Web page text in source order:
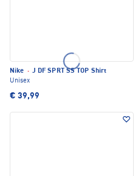
Nike · J DF SPRT SS TOP Shirt
Unisex
€ 39,99